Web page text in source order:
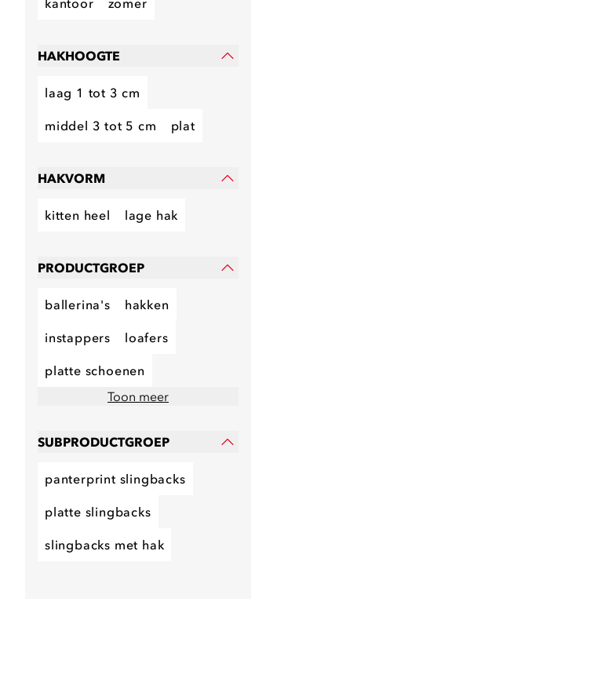
kantoor zomer
HAKHOOGTE
laag 1 tot 3 cm
middel 3 tot 5 cm plat
HAKVORM
kitten heel lage hak
PRODUCTGROEP
ballerina's hakken
instappers loafers
platte schoenen
Toon meer
SUBPRODUCTGROEP
panterprint slingbacks
platte slingbacks
slingbacks met hak